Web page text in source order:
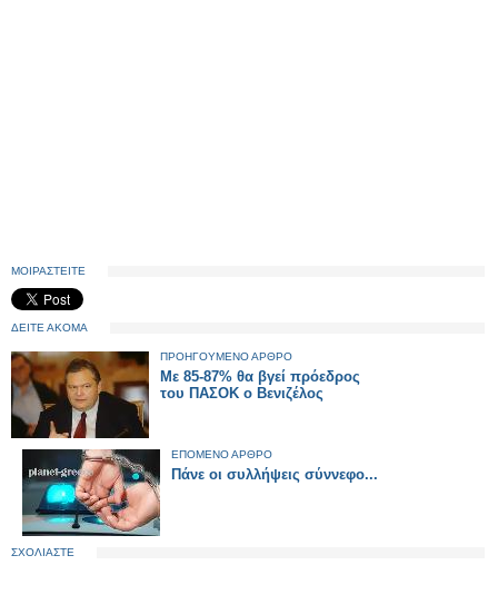
ΜΟΙΡΑΣΤΕΙΤΕ
ΔΕΙΤΕ ΑΚΟΜΑ
ΠΡΟΗΓΟΥΜΕΝΟ ΑΡΘΡΟ
Με 85-87% θα βγεί πρόεδρος
του ΠΑΣΟΚ ο Βενιζέλος
ΕΠΟΜΕΝΟ ΑΡΘΡΟ
Πάνε οι συλλήψεις σύννεφο...
ΣΧΟΛΙΑΣΤΕ